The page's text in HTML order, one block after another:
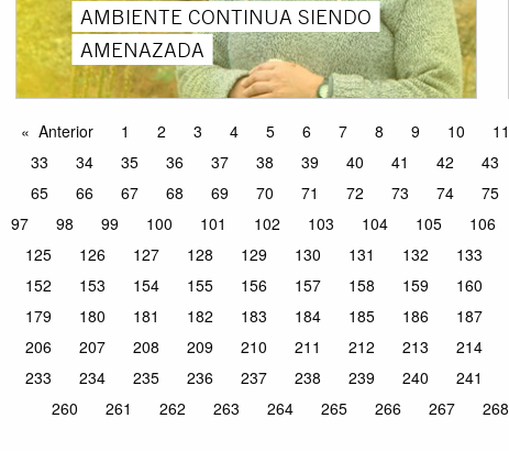
AMBIENTE CONTINUA SIENDO
AMENAZADA
Anterior 1 2 3 4 5 6 7 8 9 10 11
33
34 35 36 37 38 39 40 41 42 43
65
66 67 68 69 70 71 72 73 74 75
97
98 99 100 101 102 103 104 105 106
125
126 127 128 129 130 131 132 133
152
153 154 155 156 157 158 159 160
179
180 181 182 183 184 185 186 187
206
207 208 209 210 211 212 213 214
233
234 235 236 237 238 239 240 241
260
261 262 263 264 265 266 267 268